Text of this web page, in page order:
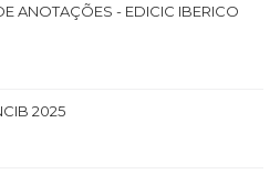
ANOTAÇÕES - EDICIC IBERICO
2025